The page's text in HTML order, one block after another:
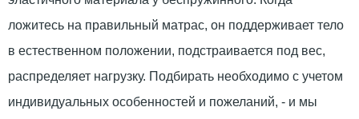
ложитесь на правильный матрас, он поддерживает тело
в естественном положении, подстраивается под вес,
распределяет нагрузку. Подбирать необходимо с учетом
индивидуальных особенностей и пожеланий, - и мы